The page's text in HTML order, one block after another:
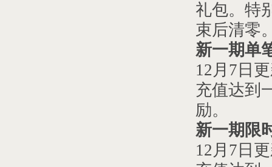
礼包。特
束后清零
新一期单
12 月 7 日
充值达到
励。
新一期限
12 月 7 日